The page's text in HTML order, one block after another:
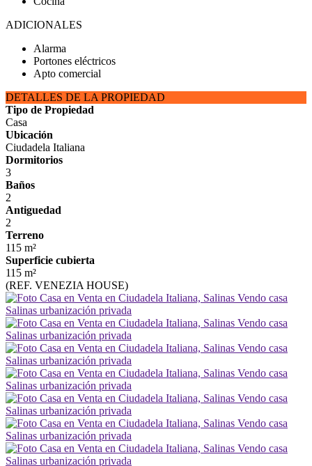
ADICIONALES
Alarma
Portones eléctricos
Apto comercial
DETALLES DE LA PROPIEDAD
Tipo de Propiedad
Casa
Ubicación
Ciudadela Italiana
Dormitorios
3
Baños
2
Antiguedad
2
Terreno
115 m²
Superficie cubierta
115 m²
(REF. VENEZIA HOUSE)